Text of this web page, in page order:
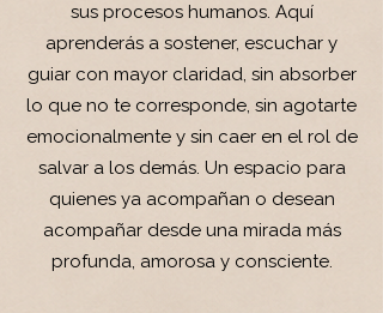
sus procesos humanos. Aquí
aprenderás a sostener, escuchar y
guiar con mayor claridad, sin absorber
lo que no te corresponde, sin agotarte
emocionalmente y sin caer en el rol de
salvar a los demás. Un espacio para
quienes ya acompañan o desean
acompañar desde una mirada más
profunda, amorosa y consciente.